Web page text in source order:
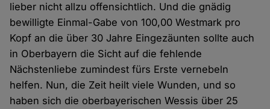
lieber nicht allzu offensichtlich. Und die gnädig
bewilligte Einmal-Gabe von 100,00 Westmark pro
Kopf an die über 30 Jahre Eingezäunten sollte auch
in Oberbayern die Sicht auf die fehlende
Nächstenliebe zumindest fürs Erste vernebeln
helfen. Nun, die Zeit heilt viele Wunden, und so
haben sich die oberbayerischen Wessis über 25